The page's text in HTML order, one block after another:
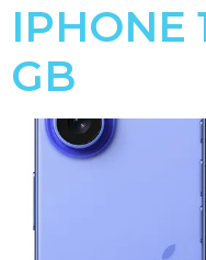
IPHONE
GB